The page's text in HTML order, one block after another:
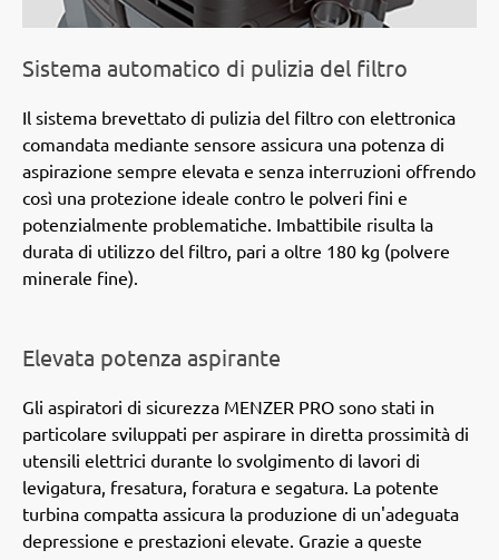
Sistema automatico di pulizia del filtro
Il sistema brevettato di pulizia del filtro con elettronica
comandata mediante sensore assicura una potenza di
aspirazione sempre elevata e senza interruzioni offrendo
così una protezione ideale contro le polveri fini e
potenzialmente problematiche. Imbattibile risulta la
durata di utilizzo del filtro, pari a oltre 180 kg (polvere
minerale fine).
Elevata potenza aspirante
Gli aspiratori di sicurezza MENZER PRO sono stati in
particolare sviluppati per aspirare in diretta prossimità di
utensili elettrici durante lo svolgimento di lavori di
levigatura, fresatura, foratura e segatura. La potente
turbina compatta assicura la produzione di un'adeguata
depressione e prestazioni elevate. Grazie a queste